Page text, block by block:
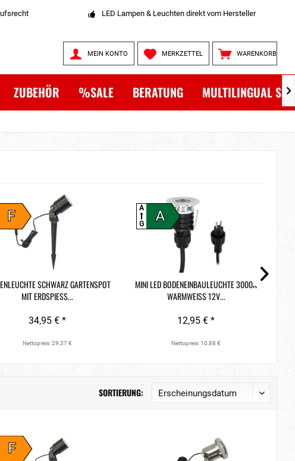
LED Lampen & Leuchten direkt vom Hersteller
WARENKORB
MERKZETTEL
MEIN KONTO
ZUBEHÖR %SALE BERATUNG MULTILINGUAL 
F
SCHWARZ GARTENSPOT
MIT ERDSPIESS...
34,95 € *
Nettopreis: 29,37 €
A
A
G
MINI LED BODENEINBAULEUCHTE 3000K
WARMWEISS 12V...
12,95 € *
Nettopreis: 10,88 €
SORTIERUNG:
F